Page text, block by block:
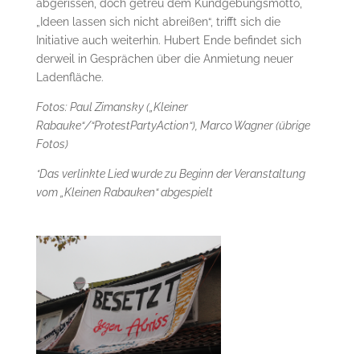
abgerissen, doch getreu dem Kundgebungsmotto,
„Ideen lassen sich nicht abreißen“, trifft sich die
Initiative auch weiterhin. Hubert Ende befindet sich
derweil in Gesprächen über die Anmietung neuer
Ladenfläche.
Fotos: Paul Zimansky („Kleiner
Rabauke“/“ProtestPartyAction“), Marco Wagner (übrige
Fotos)
*Das verlinkte Lied wurde zu Beginn der Veranstaltung
vom „Kleinen Rabauken“ abgespielt